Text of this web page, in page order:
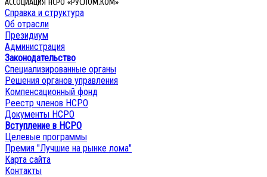
ломопереработки
в
Москве
Справка и структура
Об отрасли
Президиум
Администрация
Законодательство
Специализированные органы
Решения органов управления
Компенсационный фонд
Реестр членов НСРО
Документы НСРО
Вступление в НСРО
Целевые программы
Премия "Лучшие на рынке лома"
Карта сайта
Контакты